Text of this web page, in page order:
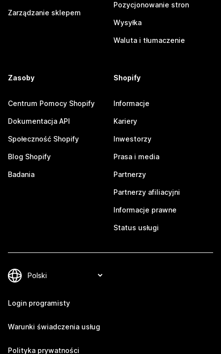
Zarządzanie sklepem
Pozycjonowanie stron
Wysyłka
Waluta i tłumaczenie
Zasoby
Centrum Pomocy Shopify
Dokumentacja API
Społeczność Shopify
Blog Shopify
Badania
Shopify
Informacje
Kariery
Inwestorzy
Prasa i media
Partnerzy
Partnerzy afiliacyjni
Informacje prawne
Status usługi
Login programisty
Warunki świadczenia usług
Polityka prywatności